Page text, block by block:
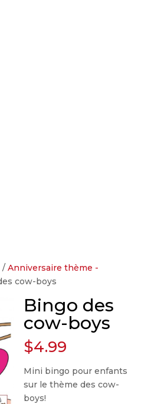
/Anniversaire thème -
cow-boys
Bingo des
cow-boys
$4.99
Mini bingo pour enfants
sur le thème des cow-
boys!